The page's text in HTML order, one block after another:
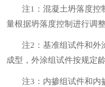
注1 ：混凝土坍落度控
量根据坍落度控制进行调整
注2 ：基准组试件和外
成型，外涂组试件按规定
注3 ：内掺组试件和内